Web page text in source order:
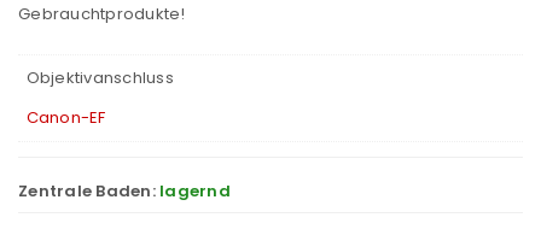
Gebrauchtprodukte!
Objektivanschluss
Canon-EF
Zentrale Baden: lagernd